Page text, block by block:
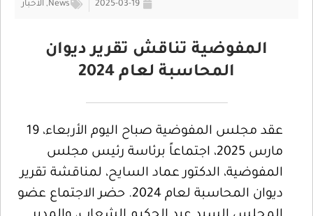
2025-03-19
News
, الأخبار
المفوضية تناقش تقرير ديوان
المحاسبة لعام 2024
عقد مجلس المفوضية صباح اليوم الأربعاء، 19
مارس 2025، اجتماعاً برئاسة رئيس مجلس
المفوضية، الدكتور عماد السايح، لمناقشة تقرير
ديوان المحاسبة لعام 2024. حضر الاجتماع عضو